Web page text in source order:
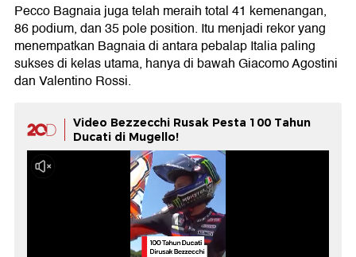
Pecco Bagnaia juga telah meraih total 41 kemenangan,
86 podium, dan 35 pole position. Itu menjadi rekor yang
menempatkan Bagnaia di antara pebalap Italia paling
sukses di kelas utama, hanya di bawah Giacomo Agostini
dan Valentino Rossi.
Video Bezzecchi Rusak Pesta 100 Tahun
Ducati di Mugello!